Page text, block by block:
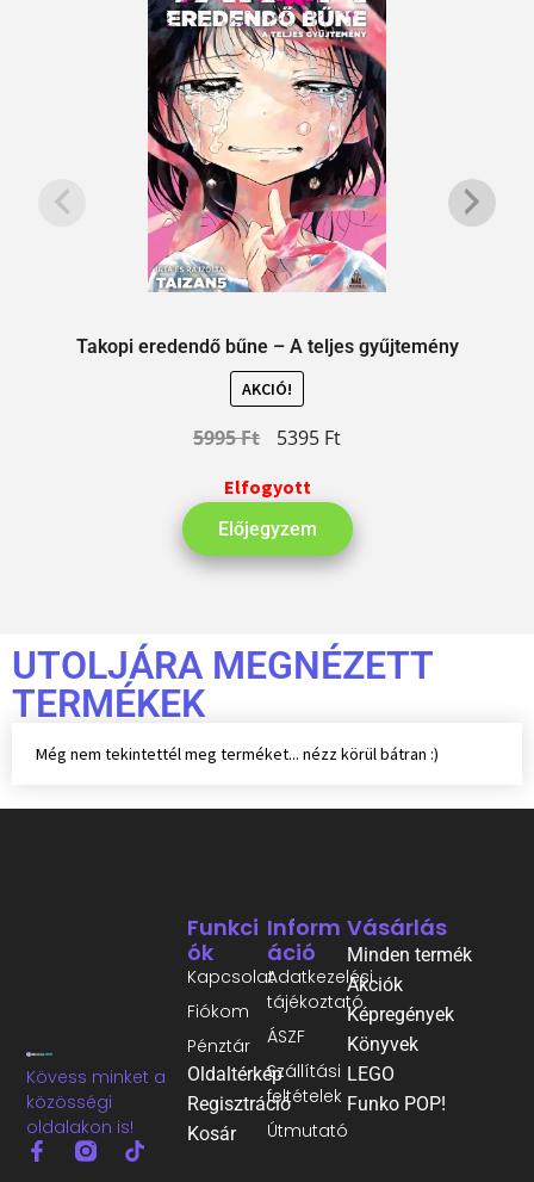
Takopi eredendő bűne – A teljes gyűjtemény
AKCIÓ!
5995Ft 5395 Ft
Elfogyott
Előjegyzem
UTOLJÁRA MEGNÉZETT
TERMÉKEK
Még nem tekintettél meg terméket... nézz körül bátran :)
Kövess minket a
közösségi
oldalakon is!
Inform
Áció
Adatkezelési
tájékoztató
ÁSZF
Szállítási
feltételek
Útmutató
Funkci
Ók
Kapcsolat
Fiókom
Pénztár
Oldaltérkép
Regisztráció
Kosár
Vásárlás
Minden termék
Akciók
Képregények
Könyvek
LEGO
Funko POP!